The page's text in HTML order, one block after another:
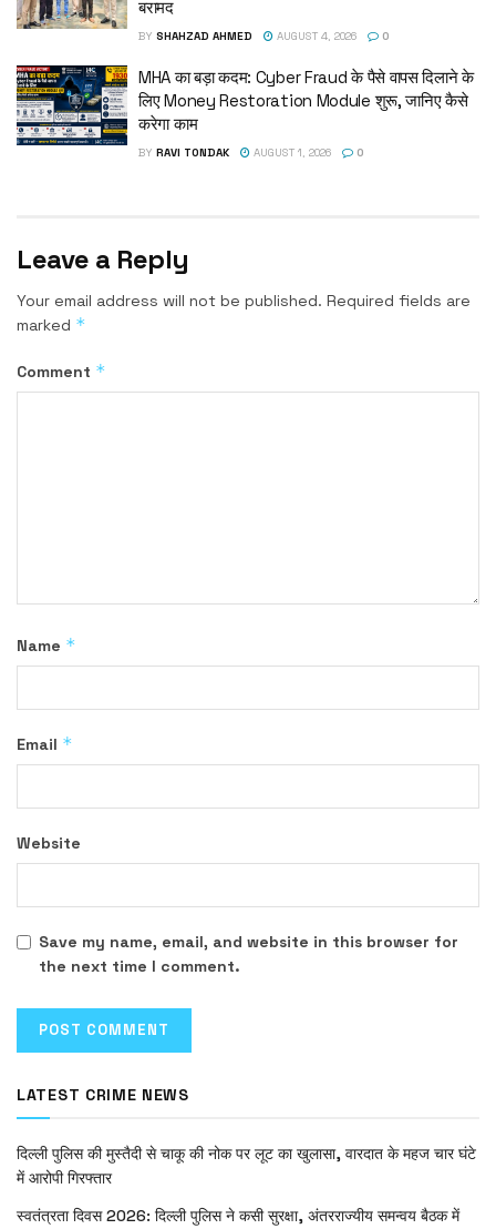
बरामद
BY SHAHZAD AHMED AUGUST 4, 2026 0
MHA का बड़ा कदम: Cyber Fraud के पैसे वापस दिलाने के
लिए Money Restoration Module शुरू, जानिए कैसे
करेगा काम
BY RAVI TONDAK AUGUST 1, 2026 0
Leave a Reply
Your email address will not be published. Required fields are
marked *
Comment *
Name *
Email *
Website
Save my name, email, and website in this browser for
the next time I comment.
LATEST CRIME NEWS
दिल्ली पुलिस की मुस्तैदी से चाकू की नोक पर लूट का खुलासा, वारदात के महज चार घंटे
में आरोपी गिरफ्तार
स्वतंत्रता दिवस 2026: दिल्ली पुलिस ने कसी सुरक्षा, अंतरराज्यीय समन्वय बैठक में